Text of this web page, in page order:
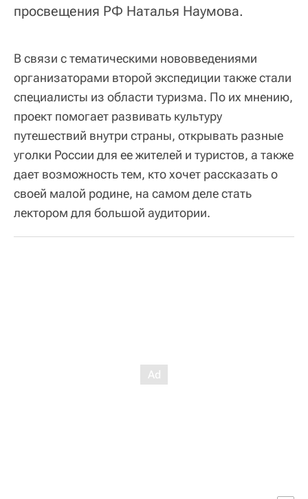
просвещения РФ Наталья Наумова.
В связи с тематическими нововведениями
организаторами второй экспедиции также стали
специалисты из области туризма. По их мнению,
проект помогает развивать культуру
путешествий внутри страны, открывать разные
уголки России для ее жителей и туристов, а также
дает возможность тем, кто хочет рассказать о
своей малой родине, на самом деле стать
лектором для большой аудитории.